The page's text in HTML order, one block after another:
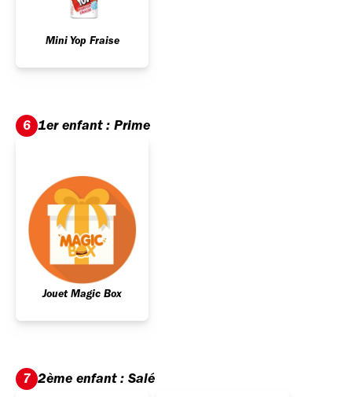
Mini Yop Fraise
6 1er enfant : Prime
Jouet Magic Box
7 2ème enfant : Salé